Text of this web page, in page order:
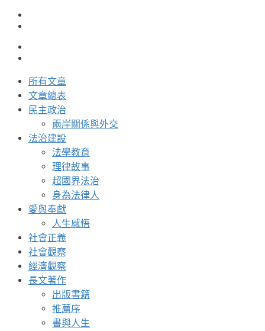
所有文章
文章總表
民主政治
兩岸關係與外交
法治建設
法學教育
理律故事
超國界法治
身為法律人
愛與奉獻
人生感悟
社會正義
社會觀察
經濟觀察
長文著作
出版書籍
推薦序
書與人生